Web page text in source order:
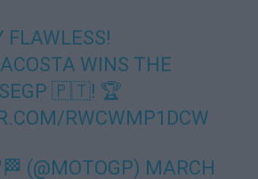
FLAWLESS!
WINS THE
🇵🇹! 🏆
RWCWMP1DCW
(@MOTOGP) MARCH